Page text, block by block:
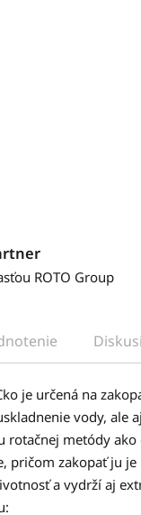
ROTO Group
je určená na
vody, ale
rotačnej metódy
pričom zakopať ju
a vydrží aj